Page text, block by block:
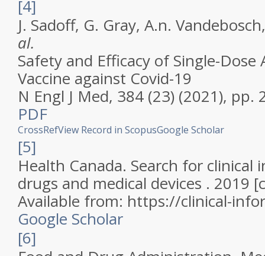
[4]
J. Sadoff, G. Gray, A.n.
al.
Safety and Efficacy of Single-Dose
Vaccine against Covid-19
N Engl J Med, 384 (23) (2021), pp.
PDF
CrossRefView Record in ScopusGoogle Scholar
[5]
Health Canada. Search for
drugs and medical devices . 2019
Available from: https://clinical-
Google Scholar
[6]